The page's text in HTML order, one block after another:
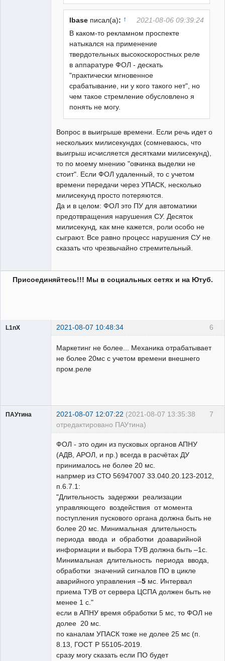
Ibase писал(а): ↑
2021-08-06 09:39:24
В каком-то рекламном проспекте
натыкался на применение
твердотельных высокоскоростных реле
в аппаратуре ФОЛ - дескать
"практически мгновенное
срабатывание, ни у кого такого нет", но
чем такое стремление обусловлено я
понять не могу.
Вопрос в выигрыше времени. Если речь идет о
нескольких милисекундах (сомневаюсь, что
выигрыш исчисляется десятками милисекунд),
то по моему мнению "овчинка выделки не
стоит". Если ФОЛ удаленный, то с учетом
времени передачи через УПАСК, несколько
милисекунд просто потеряются.
Да и в целом: ФОЛ это ПУ для автоматики
предотвращения нарушения СУ. Десяток
милисекунд, как мне кажется, роли особо не
сыграют. Все равно процесс нарушения СУ не
сказать что чрезвычайно стремительный.
Присоединяйтесь!!! Мы в социальных сетях и на Ютуб.
6
L1nX 2021-08-07 10:48:34
Маркетинг не более... Механика отрабатывает
не более 20мс с учетом времени внешнего
пром.реле
7
ПАУтина 2021-08-07 12:07:22 (2021-08-07 13:35:38
отредактировано ПАУтина)
ФОЛ - это один из пусковых органов АПНУ
(АДВ, АРОЛ, и пр.) всегда в расчётах ДУ
принималось не более 20 мс.
напрмер из СТО 56947007 33.040.20.123-2012,
п.6.7.1:
"Длительность задержки реализации
управляющего воздействия от момента
поступления пускового органа должна быть не
более 20 мс. Минимальная длительность
периода ввода и обработки доаварийной
информации и выбора ТУВ должна быть –1с.
Минимальная длительность периода ввода,
обработки значений сигналов ПО в цикле
аварийного управления –5 мс. Интервал
приема ТУВ от сервера ЦСПА должен быть не
менее 1 с."
если в АПНУ время обработки 5 мс, то ФОЛ не
долее 20 мс.
по каналам УПАСК тоже не долее 25 мс (п.
8.13, ГОСТ Р 55105-2019.
сразу могу сказать если ПО будет